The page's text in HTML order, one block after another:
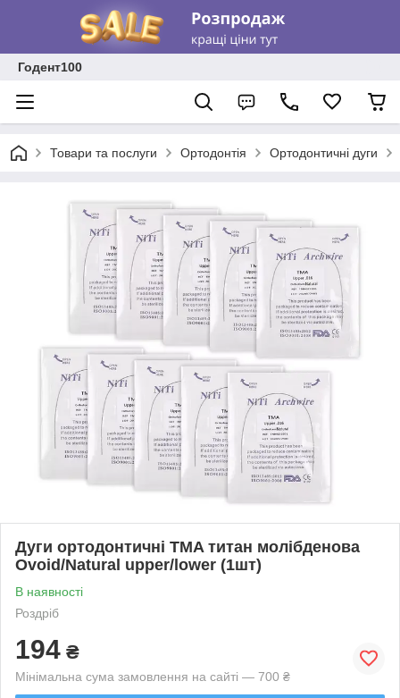
Годент100
Товари та послуги Ортодонтія Ортодонтичні дуги
Дуги ортодонтичні TMA титан молібденова
Ovoid/Natural upper/lower (1шт)
В наявності
Роздріб
194 ₴
Мінімальна сума замовлення на сайті — 700 ₴